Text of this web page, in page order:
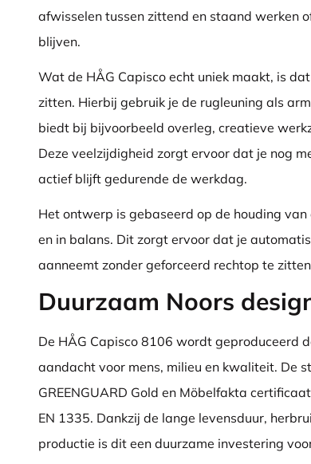
afwisselen tussen zittend en staand werken
blijven.
Wat de HÅG Capisco echt uniek maakt, is
zitten. Hierbij gebruik je de rugleuning als
biedt bij bijvoorbeeld overleg, creatieve
Deze veelzijdigheid zorgt ervoor dat je nog
actief blijft gedurende de werkdag.
Het ontwerp is gebaseerd op de houding
en in balans. Dit zorgt ervoor dat je
aanneemt zonder geforceerd rechtop te
Duurzaam Noors
De HÅG Capisco 8106 wordt geproduceerd
aandacht voor mens, milieu en kwaliteit. De
GREENGUARD Gold en Möbelfakta
EN 1335. Dankzij de lange levensduur,
productie is dit een duurzame investering